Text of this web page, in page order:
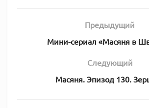
Предыдущий
Мини-сериал «Масяня в
Следующий
Масяня. Эпизод 130.